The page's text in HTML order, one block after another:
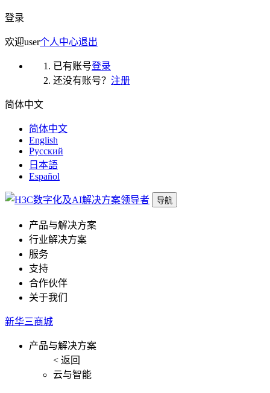
登录
欢迎user个人中心退出
已有账号登录
还没有账号？ 注册
简体中文
简体中文
English
Русский
日本語
Español
导航
产品与解决方案
行业解决方案
服务
支持
合作伙伴
关于我们
新华三商城
产品与解决方案
< 返回
云与智能